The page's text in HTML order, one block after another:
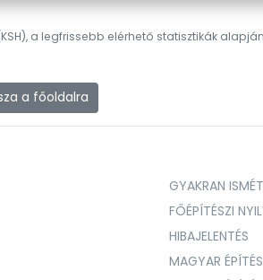
a legfrissebb elérhető statisztikák
a főoldalra
GYAKRAN
FŐÉPÍTÉSZI
HIBAJELENTÉS
MAGYAR